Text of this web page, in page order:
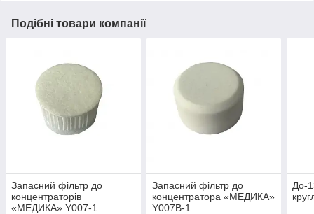
Подібні товари компанії
Запасний фільтр до
концентраторів
«МЕДИКА» Y007-1
Запасний фільтр до
концентратора «МЕДИКА»
Y007B-1
До-